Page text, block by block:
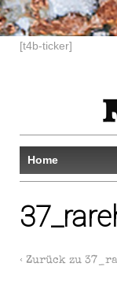
[t4b-ticker]
Home
‹ Zurück zu